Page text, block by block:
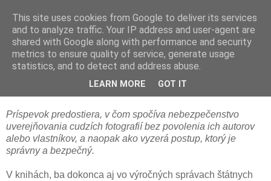
Ako na cudzie fotografie do knihy
(osvedčená prax)
Príspevok predostiera, v čom spočíva nebezpečenstvo
uverejňovania cudzích fotografií bez povolenia ich autorov
alebo vlastníkov, a naopak ako vyzerá postup, ktorý je
správny a bezpečný.
V knihách, ba dokonca aj vo výročných správach štátnych
This site uses cookies from Google to deliver its services
and to analyze traffic. Your IP address and user-agent are
shared with Google along with performance and security
metrics to ensure quality of service, generate usage
statistics, and to detect and address abuse.
LEARN MORE GOT IT